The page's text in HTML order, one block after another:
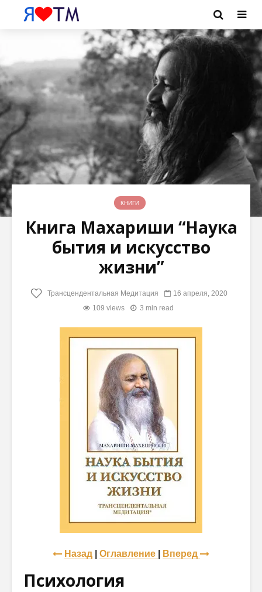
КНИГИ
Книга Махариши “Наука
бытия и искусство
жизни”
Трансцендентальная Медитация
16 апреля, 2020
109 views
3 min read
Назад Оглавление Вперед
Психология